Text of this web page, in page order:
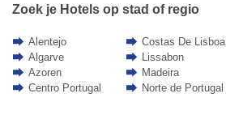
Zoek je Hotels op stad of regio
Alentejo
Algarve
Azoren
Centro Portugal
Costas De Lisboa
Lissabon
Madeira
Norte de Portugal